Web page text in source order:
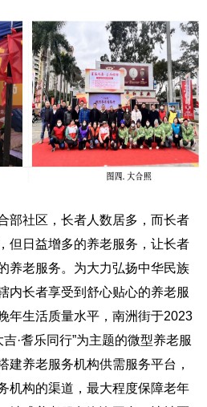
社区，长者人数居多，而长者
但日益增多的养老服务，让长者
养老服务。为大力弘扬中华民族
内长者享受到舒心贴心的养老服
年生活质量水平，南洲街于2023
·耆乐同行”为主题的微型养老服
建养老服务机构供需服务平台，
机构的渠道，最大程度保障老年